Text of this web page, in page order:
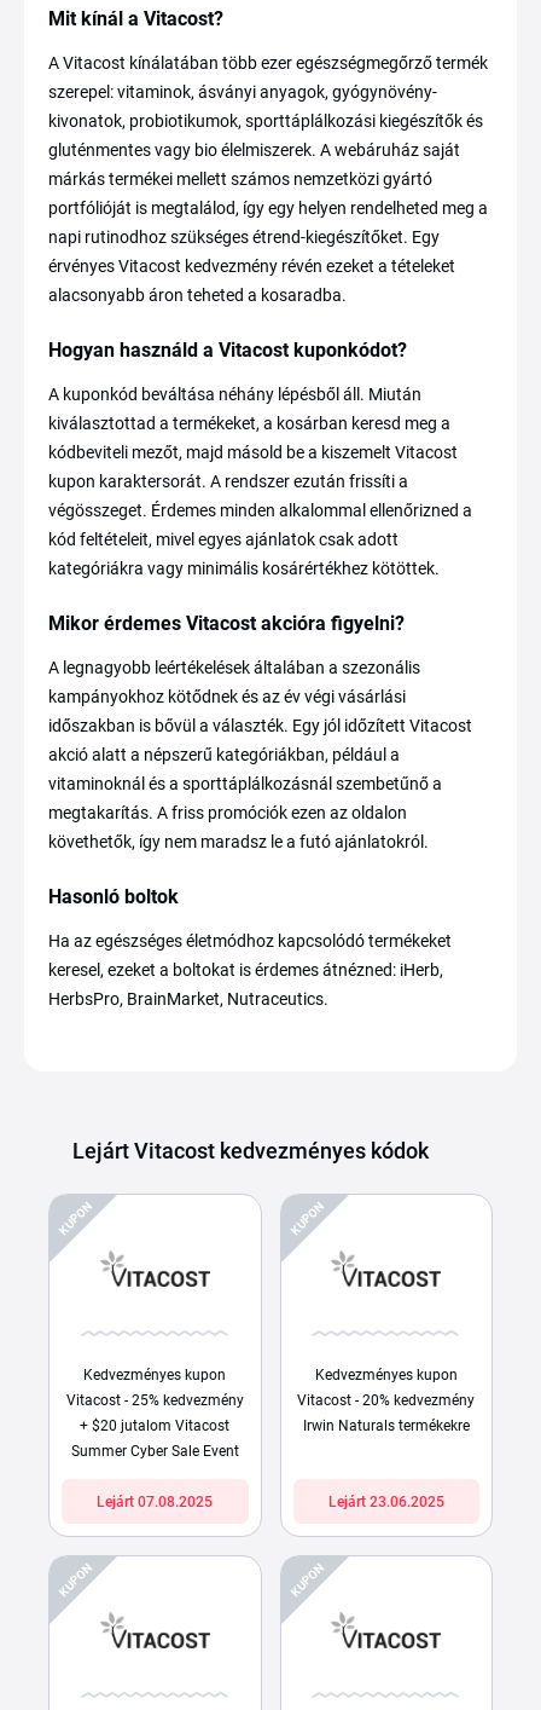
Mit kínál a Vitacost?
A Vitacost kínálatában több ezer egészségmegőrző termék
szerepel: vitaminok, ásványi anyagok, gyógynövény-
kivonatok, probiotikumok, sporttáplálkozási kiegészítők és
gluténmentes vagy bio élelmiszerek. A webáruház saját
márkás termékei mellett számos nemzetközi gyártó
portfólióját is megtalálod, így egy helyen rendelheted meg a
napi rutinodhoz szükséges étrend-kiegészítőket. Egy
érvényes Vitacost kedvezmény révén ezeket a tételeket
alacsonyabb áron teheted a kosaradba.
Hogyan használd a Vitacost kuponkódot?
A kuponkód beváltása néhány lépésből áll. Miután
kiválasztottad a termékeket, a kosárban keresd meg a
kódbeviteli mezőt, majd másold be a kiszemelt Vitacost
kupon karaktersorát. A rendszer ezután frissíti a
végösszeget. Érdemes minden alkalommal ellenőrizned a
kód feltételeit, mivel egyes ajánlatok csak adott
kategóriákra vagy minimális kosárértékhez kötöttek.
Mikor érdemes Vitacost akcióra figyelni?
A legnagyobb leértékelések általában a szezonális
kampányokhoz kötődnek és az év végi vásárlási
időszakban is bővül a választék. Egy jól időzített Vitacost
akció alatt a népszerű kategóriákban, például a
vitaminoknál és a sporttáplálkozásnál szembetűnő a
megtakarítás. A friss promóciók ezen az oldalon
követhetők, így nem maradsz le a futó ajánlatokról.
Hasonló boltok
Ha az egészséges életmódhoz kapcsolódó termékeket
keresel, ezeket a boltokat is érdemes átnézned: iHerb,
HerbsPro, BrainMarket, Nutraceutics.
Lejárt Vitacost kedvezményes kódok
KUPON
Kedvezményes kupon
Vitacost - 25% kedvezmény
+ $20 jutalom Vitacost
Summer Cyber Sale Event
Lejárt 07.08.2025
KUPON
Kedvezményes kupon
Vitacost - 20% kedvezmény
Irwin Naturals termékekre
Lejárt 23.06.2025
KUPON KUPON